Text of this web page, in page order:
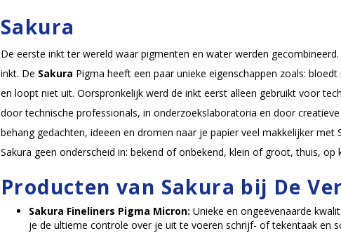
Sakura
De eerste inkt ter wereld waar pigmenten en water werden
inkt. De Sakura Pigma heeft een paar unieke eigenschappen zoals:
en loopt niet uit. Oorspronkelijk werd de inkt eerst alleen gebruikt voor
door technische professionals, in onderzoekslaboratoria en door
behang gedachten, ideeen en dromen naar je papier veel makkelijker
Sakura geen onderscheid in: bekend of onbekend, klein of groot, thuis, op
Producten van Sakura bij De
Sakura Fineliners Pigma Micron: Unieke en ongeëvenaarde
je de ultieme controle over je uit te voeren schrijf- of tekentaak en